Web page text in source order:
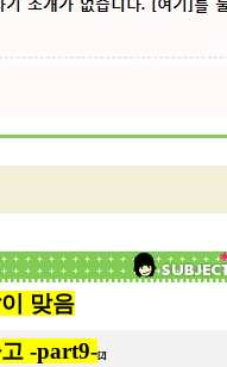
맞음
-part9-[2]